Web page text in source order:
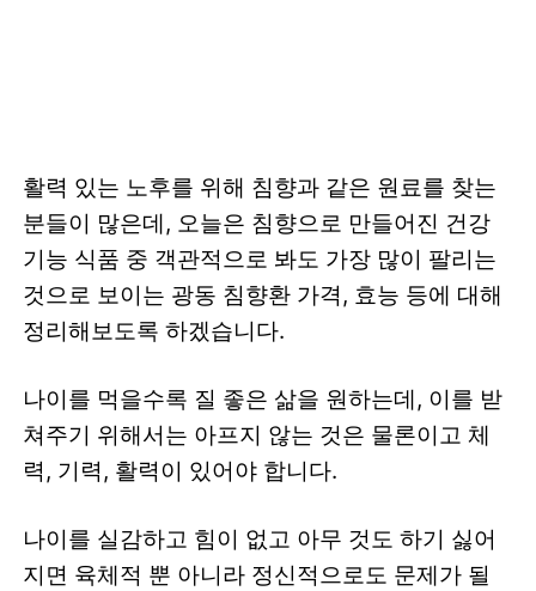
활력 있는 노후를 위해 침향과 같은 원료를 찾는
분들이 많은데, 오늘은 침향으로 만들어진 건강
기능 식품 중 객관적으로 봐도 가장 많이 팔리는
것으로 보이는 광동 침향환 가격, 효능 등에 대해
정리해보도록 하겠습니다.
나이를 먹을수록 질 좋은 삶을 원하는데, 이를 받
쳐주기 위해서는 아프지 않는 것은 물론이고 체
력, 기력, 활력이 있어야 합니다.
나이를 실감하고 힘이 없고 아무 것도 하기 싫어
지면 육체적 뿐 아니라 정신적으로도 문제가 될